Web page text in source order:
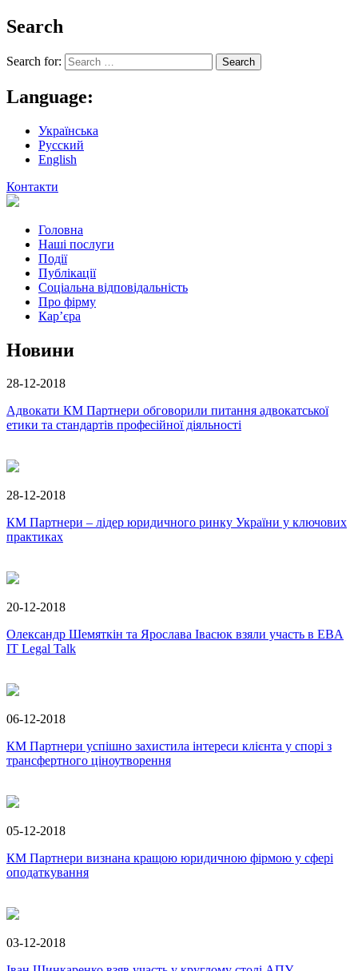
Search
Search for:
Language:
Українська
Русский
English
Контакти
Головна
Наші послуги
Події
Публікації
Соціальна відповідальність
Про фiрму
Кар’єра
Новини
28-12-2018
Адвокати КМ Партнери обговорили питання адвокатської
етики та стандартів професійної діяльності
28-12-2018
КМ Партнери – лідер юридичного ринку України у ключових
практиках
20-12-2018
Олександр Шемяткін та Ярослава Івасюк взяли участь в EBA
IT Legal Talk
06-12-2018
КМ Партнери успішно захистила інтереси клієнта у спорі з
трансфертного ціноутворення
05-12-2018
КМ Партнери визнана кращою юридичною фірмою у сфері
оподаткування
03-12-2018